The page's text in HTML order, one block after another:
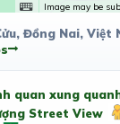
Image may be
Đồng Nai, Việt
quan xung
Street View